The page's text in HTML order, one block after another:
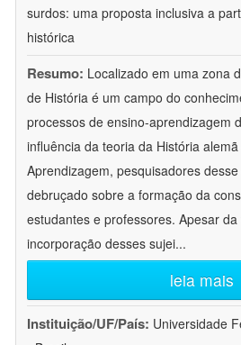
surdos: uma proposta inclusiva a
histórica
Resumo: Localizado em uma zona
de História é um campo do
processos de ensino-aprendizagem
influência da teoria da História
Aprendizagem, pesquisadores
debruçado sobre a formação da
estudantes e professores. Apesar
incorporação desses sujei...
leia mais
Instituição/UF/País: Universidade